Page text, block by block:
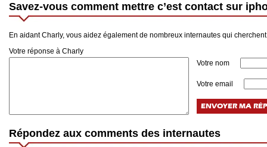
Savez-vous comment mettre c’est contact sur
En aidant Charly, vous aidez également de nombreux internautes qui
Votre réponse à Charly
Votre nom
Votre email
Répondez aux comments des internautes